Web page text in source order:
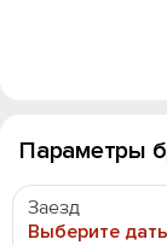
Параметры
Заезд
Выберите